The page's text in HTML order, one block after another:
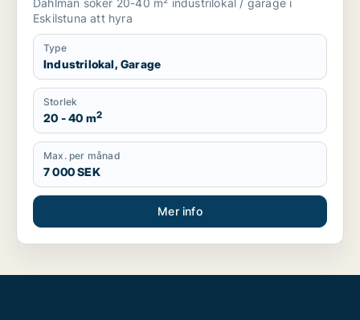
Dahlman söker 20-40 m² industrilokal / garage i
Eskilstuna att hyra
Type
Industrilokal, Garage
Storlek
20 - 40 m2
Max. per månad
7 000 SEK
Mer info